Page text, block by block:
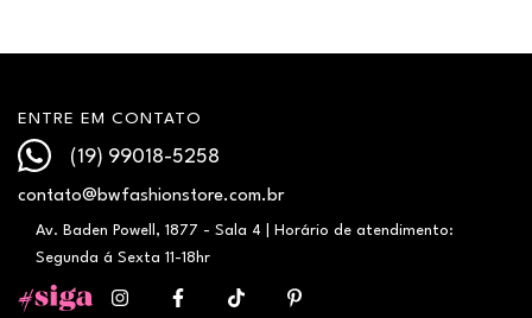
ENTRE EM CONTATO
(19) 99018-5258
contato@bwfashionstore.com.br
Av. Baden Powell, 1877 - Sala 4 | Horário de atendimento:
Segunda á Sexta 11-18hr